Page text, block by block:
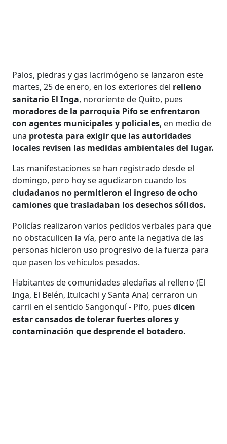
Palos, piedras y gas lacrimógeno se lanzaron este
martes, 25 de enero, en los exteriores del relleno
sanitario El Inga, nororiente de Quito, pues
moradores de la parroquia Pifo se enfrentaron
con agentes municipales y policiales, en medio de
una protesta para exigir que las autoridades
locales revisen las medidas ambientales del lugar.
Las manifestaciones se han registrado desde el
domingo, pero hoy se agudizaron cuando los
ciudadanos no permitieron el ingreso de ocho
camiones que trasladaban los desechos sólidos.
Policías realizaron varios pedidos verbales para que
no obstaculicen la vía, pero ante la negativa de las
personas hicieron uso progresivo de la fuerza para
que pasen los vehículos pesados.
Habitantes de comunidades aledañas al relleno (El
Inga, El Belén, Itulcachi y Santa Ana) cerraron un
carril en el sentido Sangonquí - Pifo, puesdicen
estar cansados de tolerar fuertes olores y
contaminación que desprende el botadero.